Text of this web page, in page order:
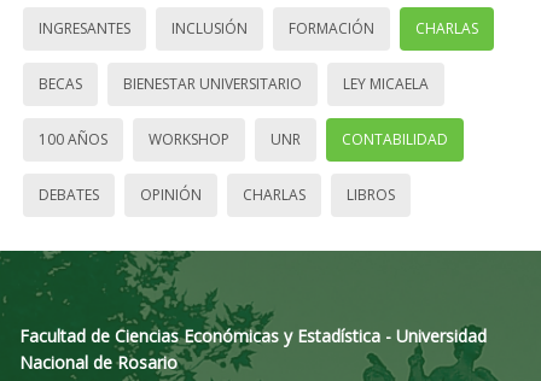
INGRESANTES INCLUSIÓN FORMACIÓN CHARLAS
BECAS BIENESTAR UNIVERSITARIO LEY MICAELA
100 AÑOS WORKSHOP UNR CONTABILIDAD
DEBATES OPINIÓN CHARLAS LIBROS
Facultad de Ciencias Económicas y Estadística - Universidad
Nacional de Rosario